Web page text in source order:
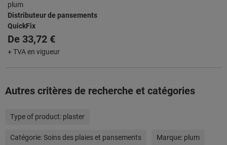
plum
Distributeur de pansements
QuickFix
De 33,72 €
+ TVA en vigueur
Autres critères de recherche et catégories
Type of product: plaster
Catégorie:Soins des plaies et pansements Marque: plum